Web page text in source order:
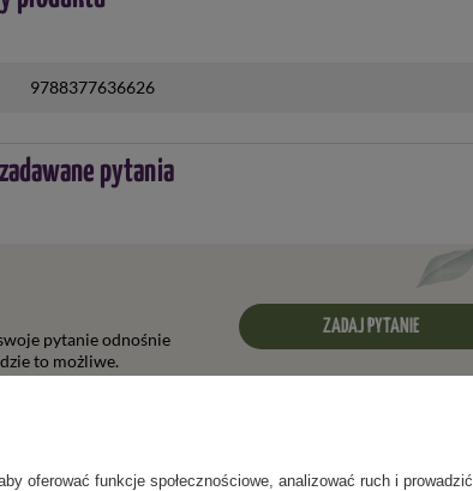
9788377636626
pytania
pytanie odnośnie
to możliwe.
ZADAJ PYTANIE
oferować funkcje społecznościowe, analizować ruch i prowadzić